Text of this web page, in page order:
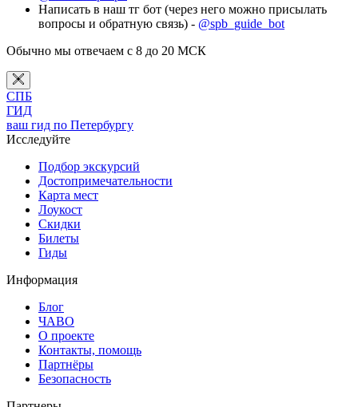
Написать в наш тг бот (через него можно присылать
вопросы и обратную связь) - @spb_guide_bot
Обычно мы отвечаем с 8 до 20 МСК
СПБ
ГИД
ваш гид по Петербургу
Исследуйте
Подбор экскурсий
Достопримечательности
Карта мест
Лоукост
Скидки
Билеты
Гиды
Информация
Блог
ЧАВО
О проекте
Контакты, помощь
Партнёры
Безопасность